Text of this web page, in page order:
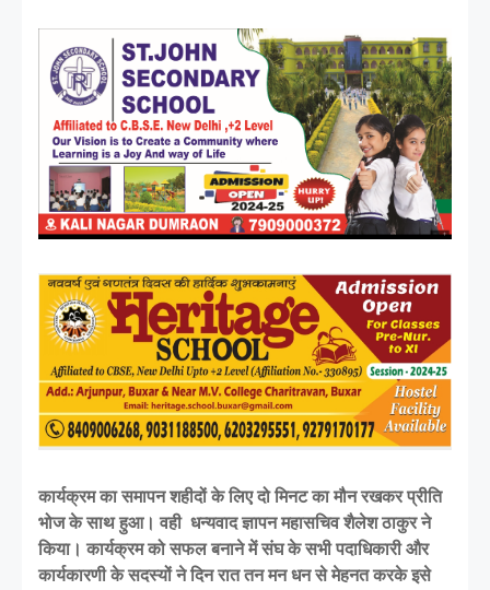
कार्यक्रम का समापन शहीदों के लिए दो मिनट का मौन रखकर प्रीति
भोज के साथ हुआ। वही धन्यवाद ज्ञापन महासचिव शैलेश ठाकुर ने
किया। कार्यक्रम को सफल बनाने में संघ के सभी पदाधिकारी और
कार्यकारणी के सदस्यों ने दिन रात तन मन धन से मेहनत करके इसे